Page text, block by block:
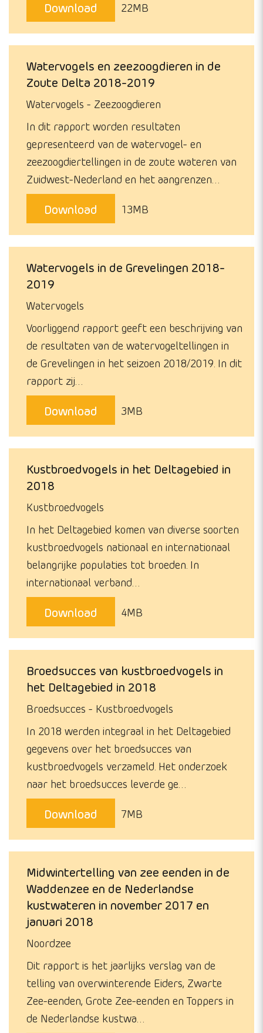
Download 22MB
Watervogels en zeezoogdieren in de
Zoute Delta 2018-2019
Watervogels
Zeezoogdieren
In dit rapport worden resultaten
gepresenteerd van de watervogel- en
zeezoogdiertellingen in de zoute wateren van
Zuidwest-Nederland en het aangrenzen…
Download 13MB
Watervogels in de Grevelingen 2018-
2019
Watervogels
Voorliggend rapport geeft een beschrijving van
de resultaten van de watervogeltellingen in
de Grevelingen in het seizoen 2018/2019. In dit
rapport zij…
Download 3MB
Kustbroedvogels in het Deltagebied in
2018
Kustbroedvogels
In het Deltagebied komen van diverse soorten
kustbroedvogels nationaal en internationaal
belangrijke populaties tot broeden. In
internationaal verband…
Download 4MB
Broedsucces van kustbroedvogels in
het Deltagebied in 2018
Broedsucces
Kustbroedvogels
In 2018 werden integraal in het Deltagebied
gegevens over het broedsucces van
kustbroedvogels verzameld. Het onderzoek
naar het broedsucces leverde ge…
Download 7MB
Midwintertelling van zee eenden in de
Waddenzee en de Nederlandse
kustwateren in november 2017 en
januari 2018
Noordzee
Dit rapport is het jaarlijks verslag van de
telling van overwinterende Eiders, Zwarte
Zee-eenden, Grote Zee-eenden en Toppers in
de Nederlandse kustwa…